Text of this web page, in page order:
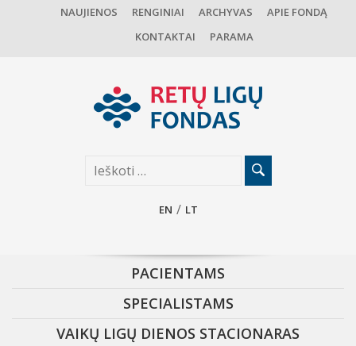
NAUJIENOS RENGINIAI ARCHYVAS
APIE FONDĄ
KONTAKTAI
PARAMA
EN LT
PACIENTAMS
SPECIALISTAMS
VAIKŲ LIGŲ DIENOS STACIONARAS